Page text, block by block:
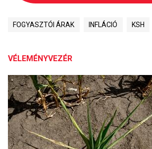
FOGYASZTÓI ÁRAK INFLÁCIÓ KSH
VÉLEMÉNYVEZÉR